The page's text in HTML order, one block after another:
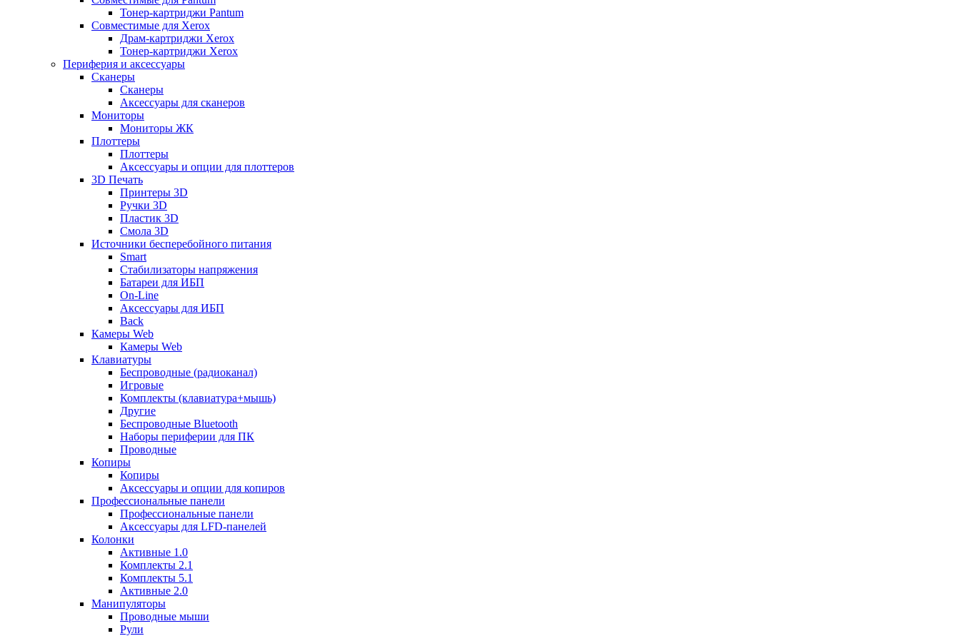
Тонер-картриджи Pantum
Совместимые для Xerox
Драм-картриджи Xerox
Тонер-картриджи Xerox
Периферия и аксессуары
Сканеры
Сканеры
Аксессуары для сканеров
Мониторы
Мониторы ЖК
Плоттеры
Плоттеры
Аксессуары и опции для плоттеров
3D Печать
Принтеры 3D
Ручки 3D
Пластик 3D
Смола 3D
Источники бесперебойного питания
Smart
Стабилизаторы напряжения
Батареи для ИБП
On-Line
Аксессуары для ИБП
Back
Камеры Web
Камеры Web
Клавиатуры
Беспроводные (радиоканал)
Игровые
Комплекты (клавиатура+мышь)
Другие
Беспроводные Bluetooth
Наборы периферии для ПК
Проводные
Копиры
Копиры
Аксессуары и опции для копиров
Профессиональные панели
Профессиональные панели
Аксессуары для LFD-панелей
Колонки
Активные 1.0
Комплекты 2.1
Комплекты 5.1
Активные 2.0
Манипуляторы
Проводные мыши
Рули